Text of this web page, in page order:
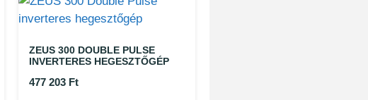
ZEUS 300 DOUBLE PULSE
INVERTERES HEGESZTŐGÉP
477 203 Ft